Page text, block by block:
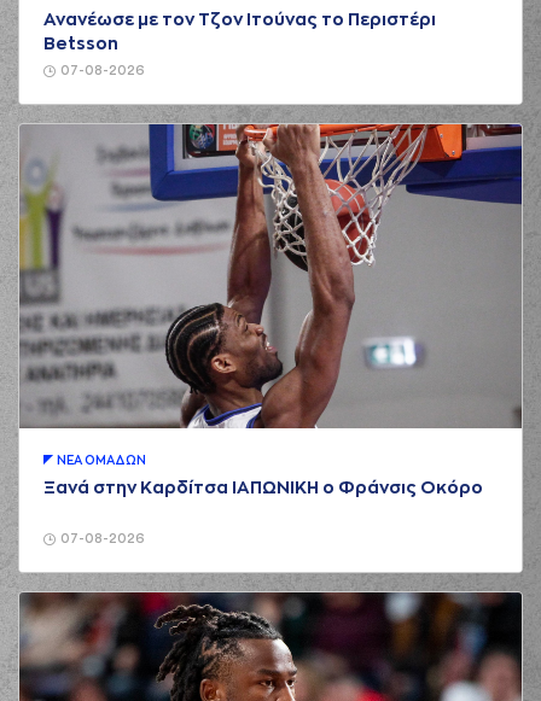
07-08-2026
Ανανέωσε με τον Τζον Ιτούνας το Περιστέρι
Betsson
07-08-2026
ΝΕA ΟΜAΔΩΝ
Ξανά στην Καρδίτσα ΙΑΠΩΝΙΚΗ ο Φράνσις Οκόρο